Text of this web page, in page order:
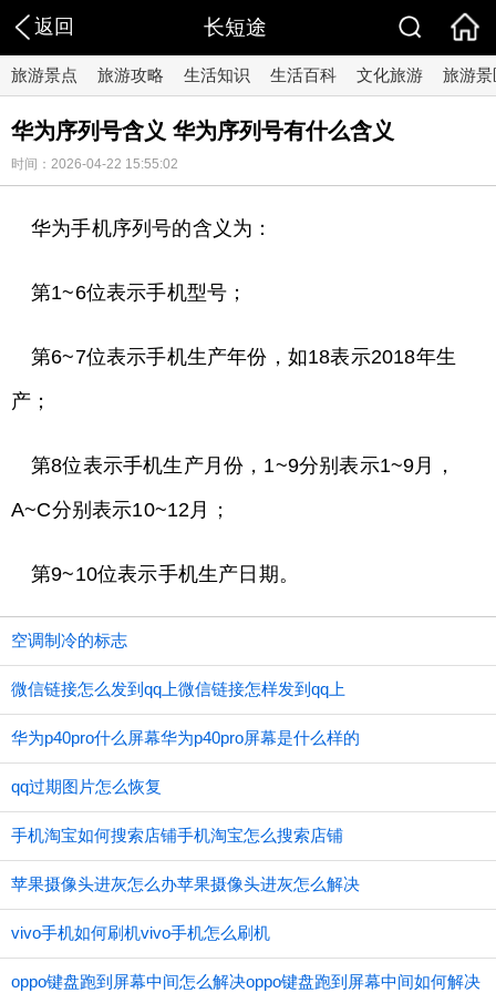
返回 长短途
旅游景点 旅游攻略 生活知识 生活百科 文化旅游 旅游景
华为序列号含义 华为序列号有什么含义
时间：2026-04-22 15:55:02
华为手机序列号的含义为：
第1~6位表示手机型号；
第6~7位表示手机生产年份，如18表示2018年生
产；
第8位表示手机生产月份，1~9分别表示1~9月，
A~C分别表示10~12月；
第9~10位表示手机生产日期。
空调制冷的标志
微信链接怎么发到qq上微信链接怎样发到qq上
华为p40pro什么屏幕华为p40pro屏幕是什么样的
qq过期图片怎么恢复
手机淘宝如何搜索店铺手机淘宝怎么搜索店铺
苹果摄像头进灰怎么办苹果摄像头进灰怎么解决
vivo手机如何刷机vivo手机怎么刷机
oppo键盘跑到屏幕中间怎么解决oppo键盘跑到屏幕中间如何解决